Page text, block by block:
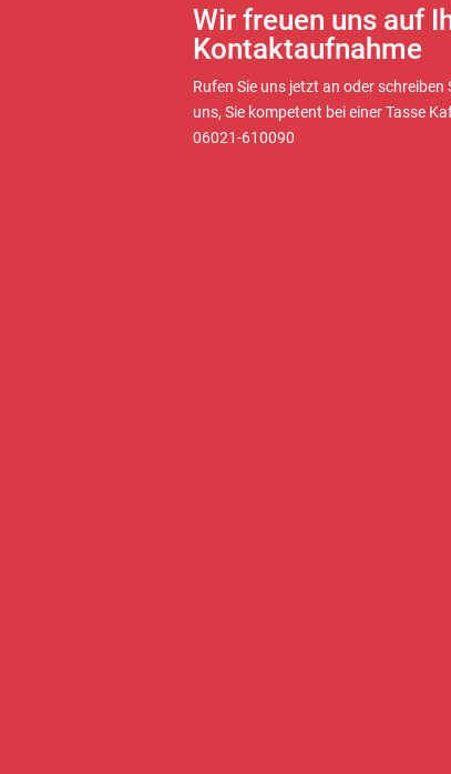
Wir freuen uns auf
Kontaktaufnahme
Rufen Sie uns jetzt an oder schreiben
uns, Sie kompetent bei einer Tasse
06021-610090